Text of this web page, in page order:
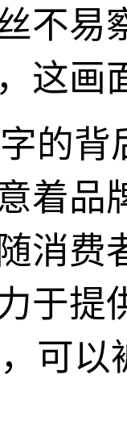
不易
这画
的
着品
消费
于提
可